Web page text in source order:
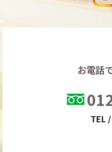
お電話
TEL